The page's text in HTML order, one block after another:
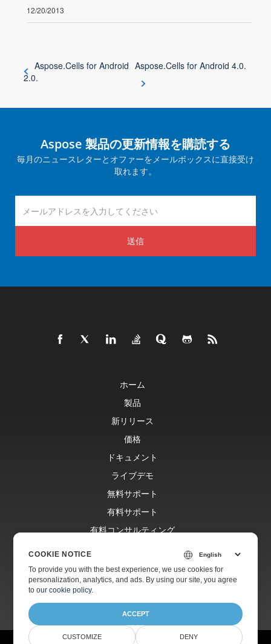
12/20/2013
Aspose.Cells for Android
2.0.
Aspose.Cells for Android 4.0.
Aspose 製品の更新情報を購読する
毎月のニュースレターとオファーをメールボックスに直接受け
取れます。
送信
ホーム
製品
新リリース
価格
ドキュメント
ライブデモ
無料サポート
有料サポート
有料コンサルティング
ウェブサイト
会社情報
COOKIE NOTICE
To provide you with the best experience, we use cookies for
personalization, analytics, and ads. By using our site, you agree
toour cookie policy.
ACCEPT
CUSTOMIZE DENY